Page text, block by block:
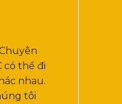
có thể đi
nhau.
tôi